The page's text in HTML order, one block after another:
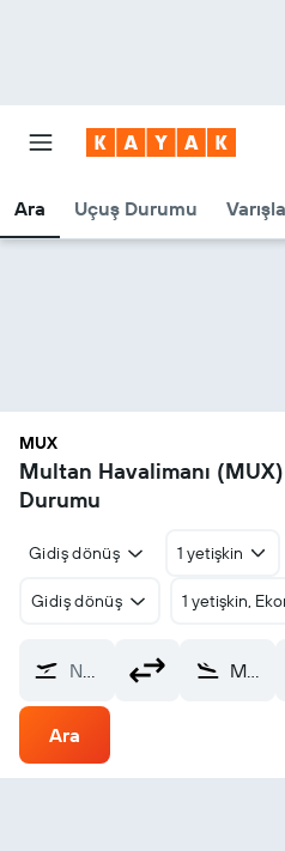
Ara Uçuş Durumu
MUX
Multan Havalimanı
Durumu
Gidiş dönüş 1 yetişkin
Gidiş dönüş 1 yetişkin,
Nereden? Multan (MUX)
Ara